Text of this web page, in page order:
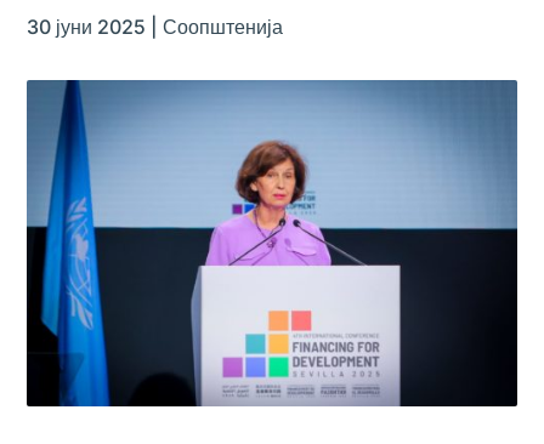
30 јуни 2025 |Соопштенија